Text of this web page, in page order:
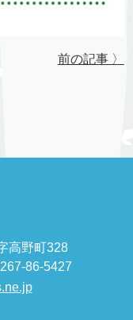
前の記事 〉
高野町328
86-5427